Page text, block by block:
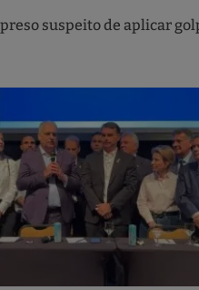
suspeito de aplicar